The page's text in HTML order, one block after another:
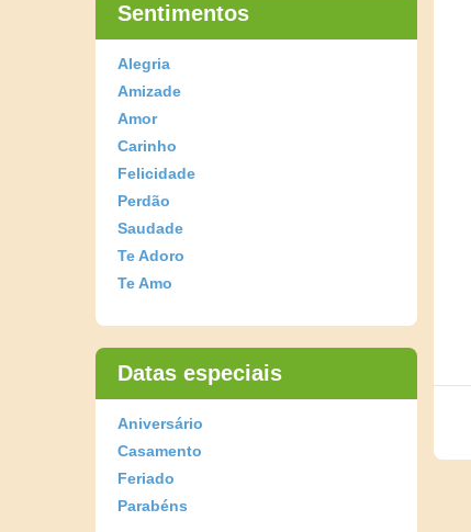
Sentimentos
Alegria
Amizade
Amor
Carinho
Felicidade
Perdão
Saudade
Te Adoro
Te Amo
Datas especiais
Aniversário
Casamento
Feriado
Parabéns